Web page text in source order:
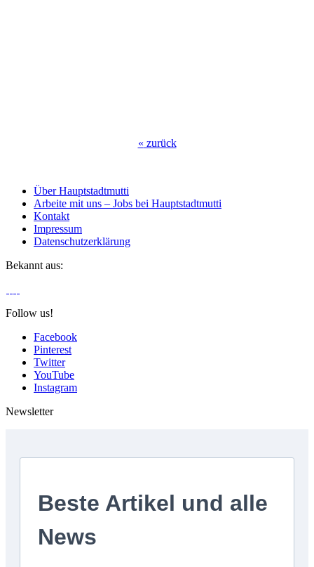
« zurück
Über Hauptstadtmutti
Arbeite mit uns – Jobs bei Hauptstadtmutti
Kontakt
Impressum
Datenschutzerklärung
Bekannt aus:
Follow us!
Facebook
Pinterest
Twitter
YouTube
Instagram
Newsletter